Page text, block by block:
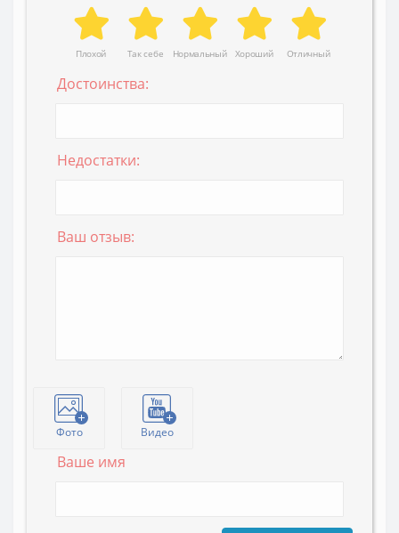
Плохой Так себе Нормальный Хороший Отличный
Достоинства:
Недостатки:
Ваш отзыв:
Фото Видео
Ваше имя